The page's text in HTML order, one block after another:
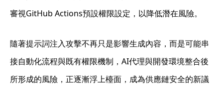
審視GitHub Actions預設權限設定，以降低潛在風險。
隨著提示詞注入攻擊不再只是影響生成內容，而是可能串
接自動化流程與既有權限機制，AI代理與開發環境整合後
所形成的風險，正逐漸浮上檯面，成為供應鏈安全的新議